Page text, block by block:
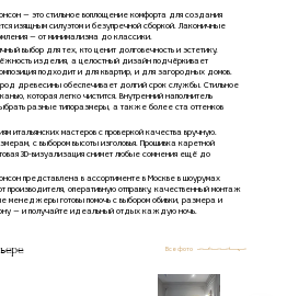
— это стильное воплощение комфорта для создания
изящным силуэтом и безупречной сборкой. Лаконичные
— от минимализма до классики.
выбор для тех, кто ценит долговечность и эстетику.
изделия, а целостный дизайн подчёркивает
подходит и для квартир, и для загородных домов.
древесины обеспечивает долгий срок службы. Стильное
которая легко чистится. Внутренний наполнитель
разные типоразмеры, а также более ста оттенков
итальянских мастеров с проверкой качества вручную.
с выбором высоты изголовья. Прошивка каретной
3D-визуализация снимет любые сомнения ещё до
представлена в ассортименте в Москве в шоурумах
производителя, оперативную отправку, качественный монтаж
менеджеры готовы помочь с выбором обивки, размера и
— и получайте идеальный отдых каждую ночь.
Все фото